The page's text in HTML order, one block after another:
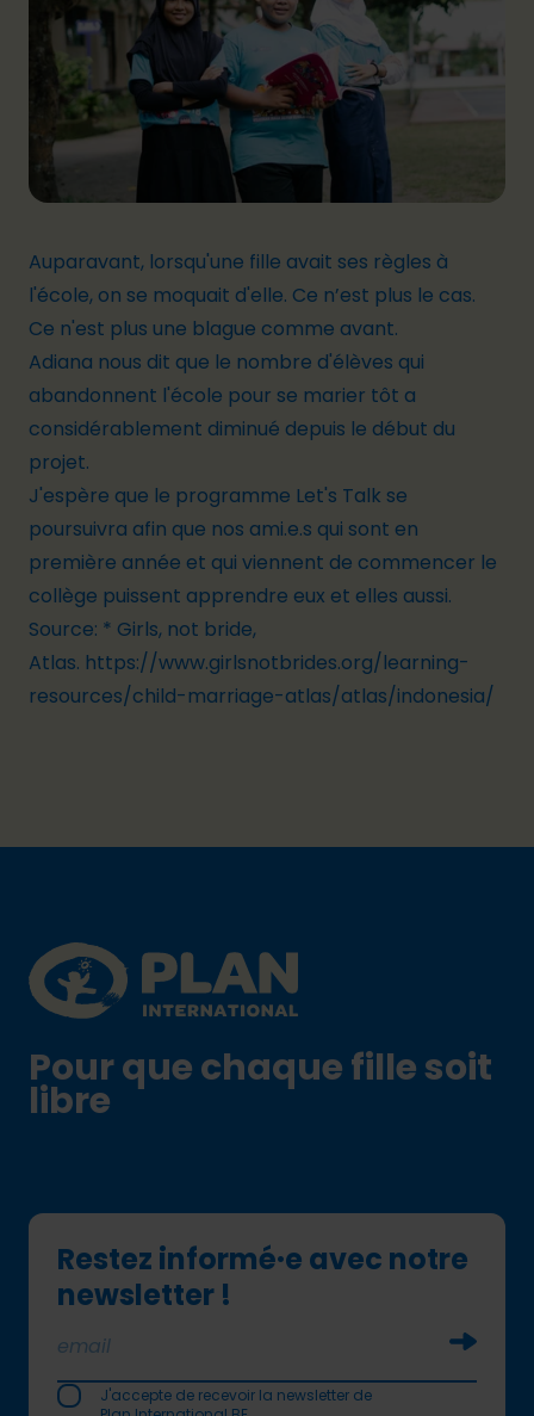
Auparavant, lorsqu'une fille avait ses règles à
l'école, on se moquait d'elle. Ce n’est plus le cas.
Ce n'est plus une blague comme avant.
Adiana nous dit que le nombre d'élèves qui
abandonnent l'école pour se marier tôt a
considérablement diminué depuis le début du
projet.
J'espère que le programme Let's Talk se
poursuivra afin que nos ami.e.s qui sont en
première année et qui viennent de commencer le
collège puissent apprendre eux et elles aussi.
Source: * Girls, not bride,
Atlas. https://www.girlsnotbrides.org/learning-
resources/child-marriage-atlas/atlas/indonesia/
Plan International logo
Pour que chaque fille soit
libre
Restez informé·e avec notre
newsletter !
J'accepte de recevoir la newsletter de